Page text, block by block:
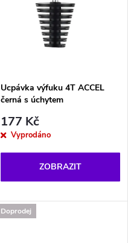
Ucpávka výfuku 4T ACCEL
černá s úchytem
177 Kč
Vyprodáno
ZOBRAZIT
Doprodej